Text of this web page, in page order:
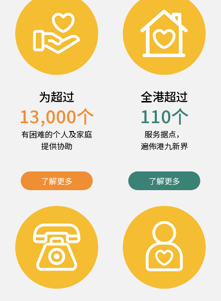
为超过
13,000个
有困难的个人及家庭
提供协助
了解更多
全港超过
110个
服务据点，
遍佈港九新界
了解更多